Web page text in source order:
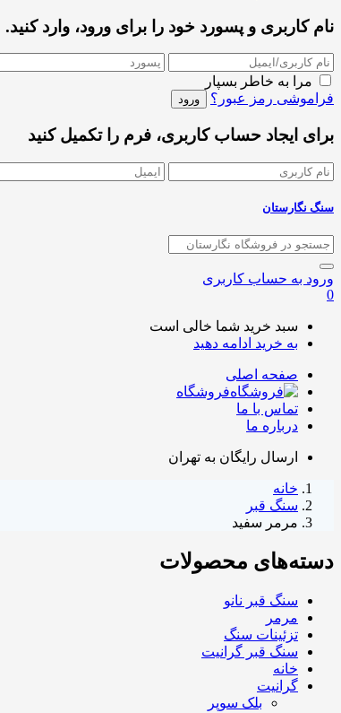
نام کاربری و پسورد خود را برای ورود، وارد کنید.
مرا به خاطر بسپار
فراموشی رمز عبور؟
برای ایجاد حساب کاربری، فرم را تکمیل کنید
سنگ نگارستان
ورود به حساب کاربری
0
سبد خرید شما خالی است
به خرید ادامه دهید
صفحه اصلی
فروشگاه
تماس با ما
درباره ما
ارسال رایگان به تهران
خانه
سنگ قبر
مرمر سفید
دسته‌های محصولات
سنگ قبر نانو
مرمر
تزئینات سنگ
سنگ قبر گرانیت
خانه
گرانیت
بلک سوپر